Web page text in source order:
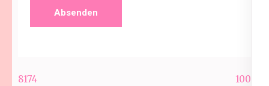
Beitragsnavigation
8174 100